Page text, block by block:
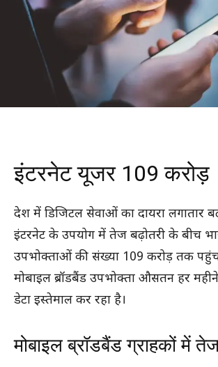
इंटरनेट यूजर 109 करोड़
देश में डिजिटल सेवाओं का दायरा लगातार
इंटरनेट के उपयोग में तेज बढ़ोतरी के बीच
उपभोक्ताओं की संख्या 109 करोड़ तक पहुंच
मोबाइल ब्रॉडबैंड उपभोक्ता औसतन हर
डेटा इस्तेमाल कर रहा है।
मोबाइल ब्रॉडबैंड ग्राहकों में